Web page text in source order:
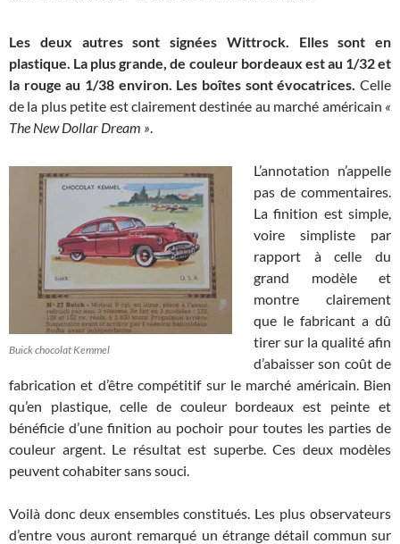
Les deux autres sont signées Wittrock. Elles sont en
plastique. La plus grande, de couleur bordeaux est au 1/32 et
la rouge au 1/38 environ. Les boîtes sont évocatrices. Celle
de la plus petite est clairement destinée au marché américain «
The New Dollar Dream »
Buick chocolat Kemmel
L’annotation n’appelle
pas de commentaires.
La finition est simple,
voire simpliste par
rapport à celle du
grand modèle et
montre clairement
que le fabricant a dû
tirer sur la qualité afin
d’abaisser son coût de
fabrication et d’être compétitif sur le marché américain. Bien
qu’en plastique, celle de couleur bordeaux est peinte et
bénéficie d’une finition au pochoir pour toutes les parties de
couleur argent. Le résultat est superbe. Ces deux modèles
peuvent cohabiter sans souci.
Voilà donc deux ensembles constitués. Les plus observateurs
d’entre vous auront remarqué un étrange détail commun sur